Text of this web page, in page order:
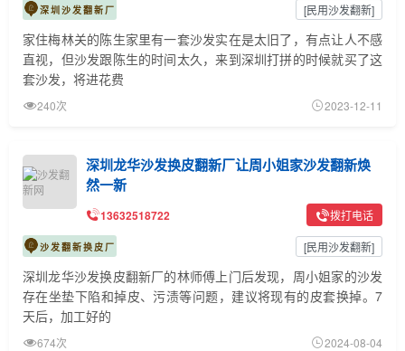
深圳沙发翻新厂 [民用沙发翻新]
家住梅林关的陈生家里有一套沙发实在是太旧了，有点让人不感
直视，但沙发跟陈生的时间太久，来到深圳打拼的时候就买了这
套沙发，将进花费
240次 2023-12-11
深圳龙华沙发换皮翻新厂让周小姐家沙发翻新焕
然一新
13632518722 拨打电话
沙发翻新换皮厂 [民用沙发翻新]
深圳龙华沙发换皮翻新厂的林师傅上门后发现，周小姐家的沙发
存在坐垫下陷和掉皮、污渍等问题，建议将现有的皮套换掉。7
天后，加工好的
674次 2024-08-04